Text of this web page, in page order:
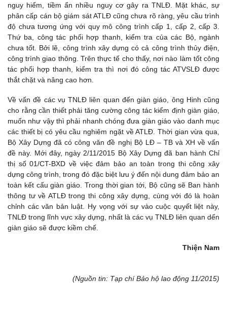
nguy hiểm, tiềm ẩn nhiều nguy cơ gây ra TNLĐ. Mặt khác, sự
phân cấp cán bộ giám sát ATLĐ cũng chưa rõ ràng, yêu cầu trình
độ chưa tương ứng với quy mô công trình cấp 1, cấp 2, cấp 3.
Thứ ba, công tác phối hợp thanh, kiểm tra của các Bộ, ngành
chưa tốt. Bởi lẽ, công trình xây dựng có cả công trình thủy điện,
công trình giao thông. Trên thực tế cho thấy, nơi nào làm tốt công
tác phối hợp thanh, kiểm tra thì nơi đó công tác ATVSLĐ được
thắt chặt và nâng cao hơn.
Về vấn đề các vụ TNLĐ liên quan đến giàn giáo, ông Hinh cũng
cho rằng cần thiết phải tăng cường công tác kiểm định giàn giáo,
muốn như vậy thì phải nhanh chóng đưa giàn giáo vào danh mục
các thiết bị có yêu cầu nghiêm ngặt về ATLĐ. Thời gian vừa qua,
Bộ Xây Dựng đã có công văn đề nghị Bộ LĐ – TB và XH về vấn
đề này. Mới đây, ngày 2/11/2015 Bộ Xây Dựng đã ban hành Chỉ
thị số 01/CT-BXD về việc đảm bảo an toàn trong thi công xây
dựng công trình, trong đó đặc biệt lưu ý đến nội dung đảm bảo an
toàn kết cấu giàn giáo. Trong thời gian tới, Bộ cũng sẽ Ban hành
thông tư về ATLĐ trong thi công xây dựng, cùng với đó là hoàn
chỉnh các văn bản luật. Hy vọng với sự vào cuộc quyết liệt này,
TNLĐ trong lĩnh vực xây dựng, nhất là các vụ TNLĐ liên quan dến
giàn giáo sẽ được kiềm chế.
Thiện Nam
(Nguồn tin: Tạp chí Bảo hộ lao động 11/2015)